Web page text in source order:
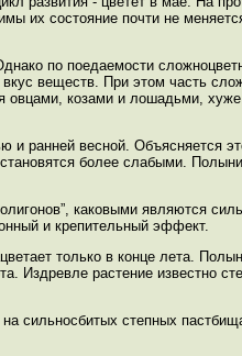
их состояние почти не
по поедаемости
веществ. При этом часть
козами и лошадьми,
и ранней весной. Объясняется
более слабыми.
каковыми являются
и крепительный эффект.
только в конце лета.
Издревле растение известно
сильносбитых степных